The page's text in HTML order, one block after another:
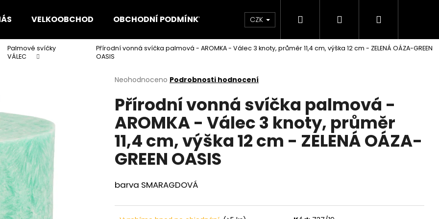
VELKOOBCHOD OBCHODNÍ PODMÍNKY KONTAKTY
CZK Hledat PřihlášeníNákupní
Palmové svíčky
VÁLEC
Přírodní vonná svíčka palmová - AROMKA - Válec 3 knoty, průměr 11,4 cm, výška 12 cm - ZELENÁ OÁZA-GREEN
OASIS
Průměrné
produktu
je
0,0
z
5
hvězdiček.
Neohodnoceno Podrobnosti hodnocení
Přírodní vonná svíčka palmová -
AROMKA - Válec 3 knoty, průměr
11,4 cm, výška 12 cm - ZELENÁ OÁZA-
GREEN OASIS
barva SMARAGDOVÁ
Co potřebujete najít?
Doporučujeme